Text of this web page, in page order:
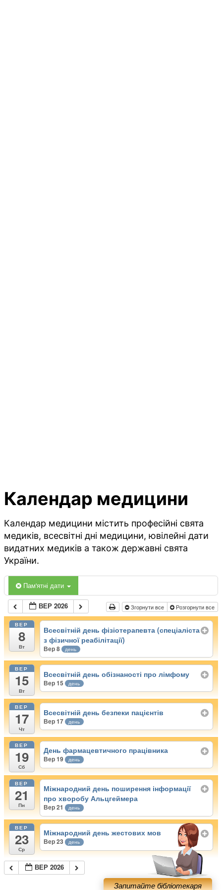
Календар медицини
Календар медицини містить професійні свята
медиків, всесвітні дні медицини, ювілейні дати
видатних медиків а також державні свята
України.
Пам'ятні дати
ВЕР 2026 Згорнути все Розгорнути все
ВЕР
8
Вт
Всесвітній день фізіотерапевта (спеціаліста
з фізичної реабілітації)
Вер 8 день
ВЕР
15
Вт
Всесвітній день обізнаності про лімфому
Вер 15 день
ВЕР
17
Чт
Всесвітній день безпеки пацієнтів
Вер 17 день
ВЕР
19
Сб
День фармацевтичного працівника
Вер 19 день
ВЕР
21
Пн
Міжнародний день поширення інформації
про хворобу Альцгеймера
Вер 21 день
ВЕР
23
Ср
Міжнародний день жестових мов
Вер 23 день
ВЕР 2026